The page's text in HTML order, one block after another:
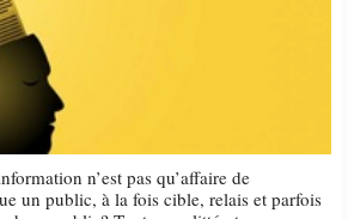
n’est pas qu’affaire de
un public, à la fois cible, relais et parfois